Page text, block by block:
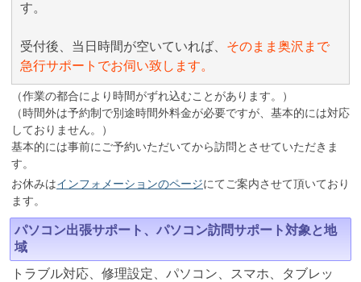
す。
受付後、当日時間が空いていれば、 そのまま奥沢まで
急行サポートでお伺い致します。
（作業の都合により時間がずれ込むことがあります。）
（時間外は予約制で別途時間外料金が必要ですが、基本的には対応
しておりません。）
基本的には事前にご予約いただいてから訪問とさせていただきま
す。
お休みはインフォメーションのページにてご案内させて頂いており
ます。
パソコン出張サポート、パソコン訪問サポート対象と地
域
トラブル対応、修理設定、パソコン、スマホ、タブレッ